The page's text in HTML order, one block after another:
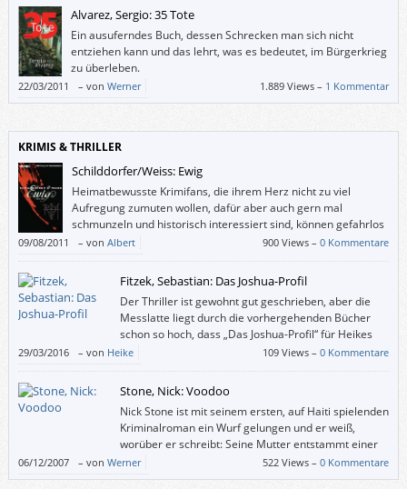
Alvarez, Sergio: 35 Tote
Ein ausuferndes Buch, dessen Schrecken man sich nicht
entziehen kann und das lehrt, was es bedeutet, im Bürgerkrieg
zu überleben.
22/03/2011 – von Werner 1.889 Views – 1 Kommentar
KRIMIS & THRILLER
Schilddorfer/Weiss: Ewig
Heimatbewusste Krimifans, die ihrem Herz nicht zu viel
Aufregung zumuten wollen, dafür aber auch gern mal
schmunzeln und historisch interessiert sind, können gefahrlos
zugreifen.
09/08/2011 – von Albert 900 Views –0 Kommentare
Fitzek, Sebastian: Das Joshua-Profil
Der Thriller ist gewohnt gut geschrieben, aber die
Messlatte liegt durch die vorhergehenden Bücher
schon so hoch, dass „Das Joshua-Profil“ für Heikes
Geschmack nicht mithalten konnte.
29/03/2016 – von Heike 109 Views –0 Kommentare
Stone, Nick: Voodoo
Nick Stone ist mit seinem ersten, auf Haiti spielenden
Kriminalroman ein Wurf gelungen und er weiß,
worüber er schreibt: Seine Mutter entstammt einer
der ältesten Familien Haitis, einige seiner
Verwandten haben für den Diktator Francois “Papa Doc” Duvalier
06/12/2007 – von Werner 522 Views –0 Kommentare